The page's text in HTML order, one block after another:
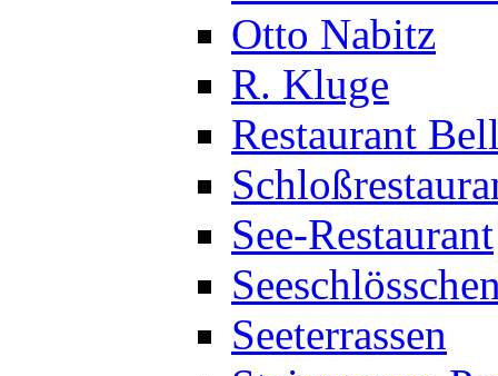
Otto Nabitz
R. Kluge
Restaurant
See-Restaurant
Seeterrassen